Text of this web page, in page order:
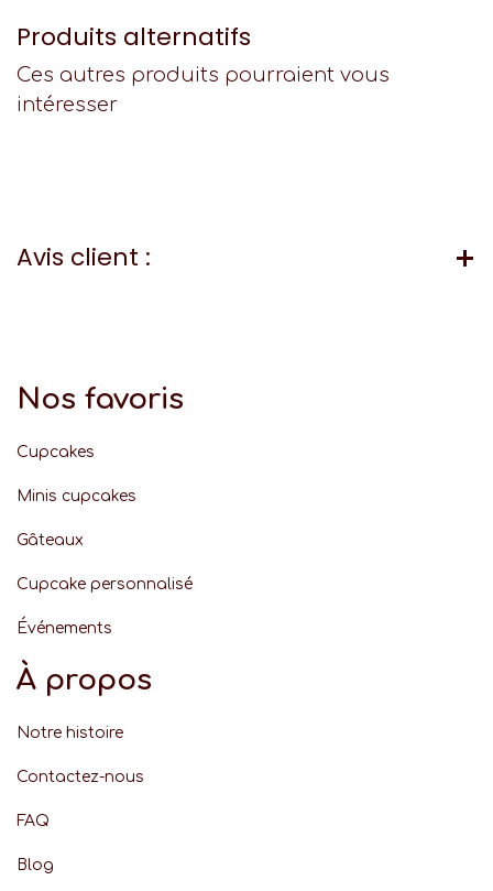
Produits alternatifs
Ces autres produits pourraient vous
intéresser
Avis client :
Nos favoris
Cupcakes
Minis cupcakes
Gâteaux
Cupcake personnalisé
Événements
À propos
Notre histoire
Contactez-nous
FAQ
Blog